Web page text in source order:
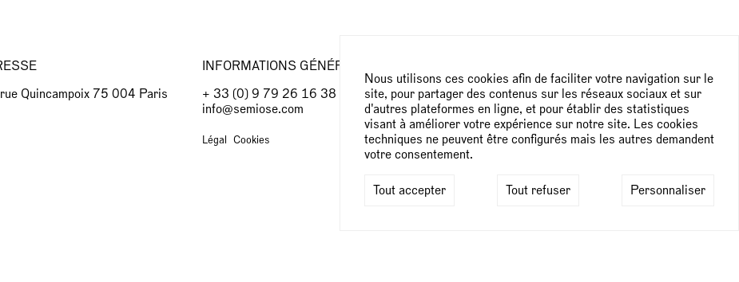
Nous utilisons ces cookies afin de faciliter votre navigation sur le
site, pour partager des contenus sur les réseaux sociaux et sur
d'autres plateformes en ligne, et pour établir des statistiques
visant à améliorer votre expérience sur notre site. Les cookies
techniques ne peuvent être configurés mais les autres demandent
votre consentement.
Tout accepter Tout refuser Personnaliser
Quincampoix 75 004 Paris
INFORMATIONS GÉNÉRALES
+ 33 (0) 9 79 26 16 38
info@semiose.com
Légal Cookies
Subscribe to the newsletter